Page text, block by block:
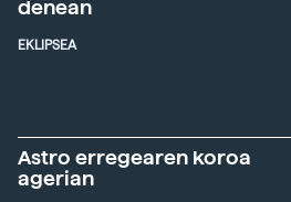
denean
EKLIPSEA
Astro erregearen koroa
agerian